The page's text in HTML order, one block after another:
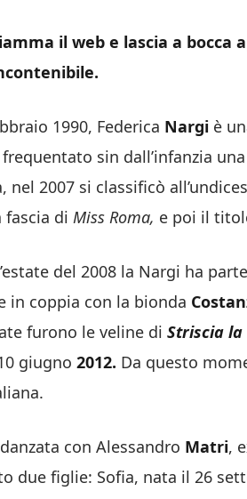
il web e lascia a
1990, Federica Nargi è
sin dall’infanzia
nel 2007 si classificò
fascia di Miss Roma, e poi il
del 2008 la Nargi ha
in coppia con la bionda
furono le veline di Striscia
giugno 2012. Da questo
con Alessandro Matri,
due figlie: Sofia, nata il 26